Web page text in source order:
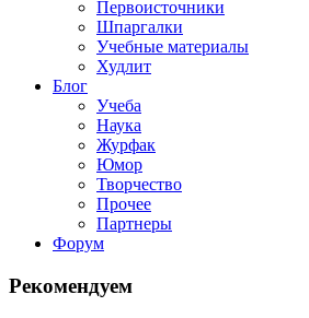
Первоисточники
Шпаргалки
Учебные материалы
Худлит
Блог
Учеба
Наука
Журфак
Юмор
Творчество
Прочее
Партнеры
Форум
Рекомендуем